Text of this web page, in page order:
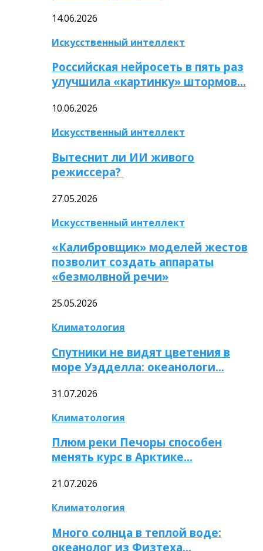
14.06.2026
Искусственный интеллект
Российская нейросеть в пять раз
улучшила «картинку» штормов…
10.06.2026
Искусственный интеллект
Вытеснит ли ИИ живого
режиссера?
27.05.2026
Искусственный интеллект
«Калибровщик» моделей жестов
позволит создать аппараты
«безмолвной речи»
25.05.2026
Климатология
Спутники не видят цветения в
море Уэдделла: океанологи…
31.07.2026
Климатология
Плюм реки Печоры способен
менять курс в Арктике…
21.07.2026
Климатология
Много солнца в теплой воде:
океанолог из Физтеха…